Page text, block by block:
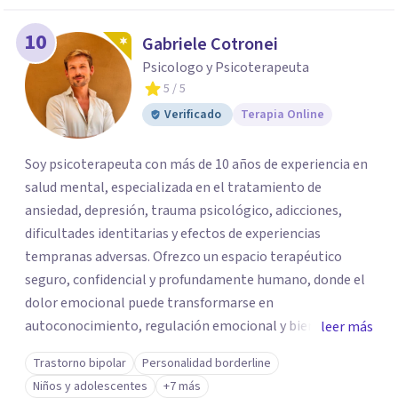
10 Gabriele Cotronei
Psicologo y Psicoterapeuta
5 / 5
Verificado
Terapia Online
Soy psicoterapeuta con más de 10 años de experiencia en
salud mental, especializada en el tratamiento de
ansiedad, depresión, trauma psicológico, adicciones,
dificultades identitarias y efectos de experiencias
tempranas adversas. Ofrezco un espacio terapéutico
seguro, confidencial y profundamente humano, donde el
dolor emocional puede transformarse en
autoconocimiento, regulación emocional y bienestar.
Trabajo desde un enfoque integrativo que combina
psicoanálisis, terapia somática y de trauma, psicología
corporal, Mentalization Based Therapy (MBT),
leer más
Trastorno bipolar
Personalidad borderline
Niños y adolescentes
+7 más